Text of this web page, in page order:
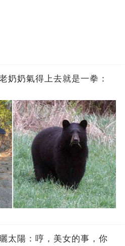
奶奶氣得上去就是一拳：
太陽：哼，美女的事，你